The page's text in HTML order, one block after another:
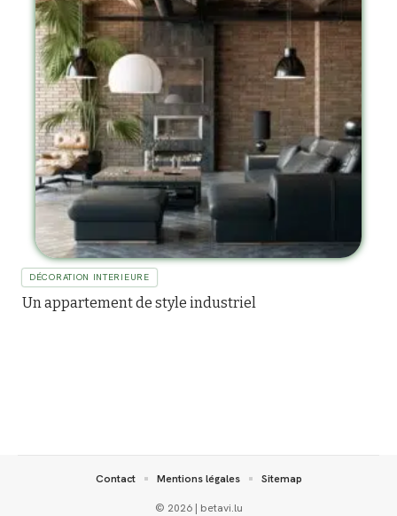
DÉCORATION INTERIEURE
Un appartement de style industriel
© 2026 | betavi.lu
Contact Mentions légales Sitemap